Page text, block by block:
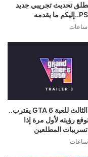
تحديث تجريبي جديد
العرض الثالث للعبة GTA 6 يقترب..
رؤيته لأول مرة إذا
المطلعين